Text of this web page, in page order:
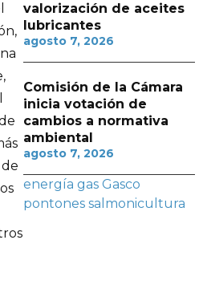
valorización de aceites
lubricantes
agosto 7, 2026
Comisión de la Cámara
inicia votación de
cambios a normativa
ambiental
agosto 7, 2026
energía gas Gasco
pontones salmonicultura